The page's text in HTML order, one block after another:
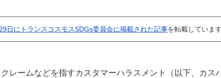
日にトランスコスモスSDGs委員会に掲載された記事を転載しています
レームなどを指すカスタマーハラスメント（以下、カス